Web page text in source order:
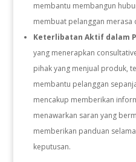
membantu membangun
membuat pelanggan merasa
Keterlibatan Aktif dalam
yang menerapkan
pihak yang menjual produk,
membantu pelanggan
mencakup memberikan
menawarkan saran yang
memberikan panduan
keputusan.